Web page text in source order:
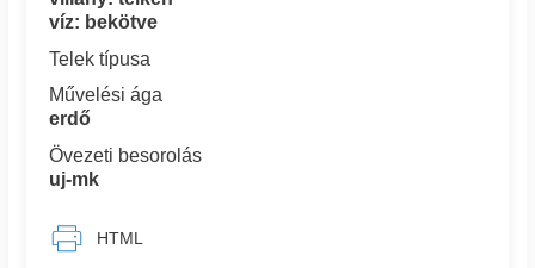
víz: bekötve
Telek típusa
Művelési ága
erdő
Övezeti besorolás
uj-mk
HTML